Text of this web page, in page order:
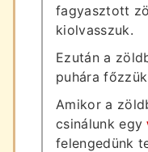
fagyasztott
kiolvasszuk.
Ezután a
puhára
Amikor a
csinálunk egy
felengedünk